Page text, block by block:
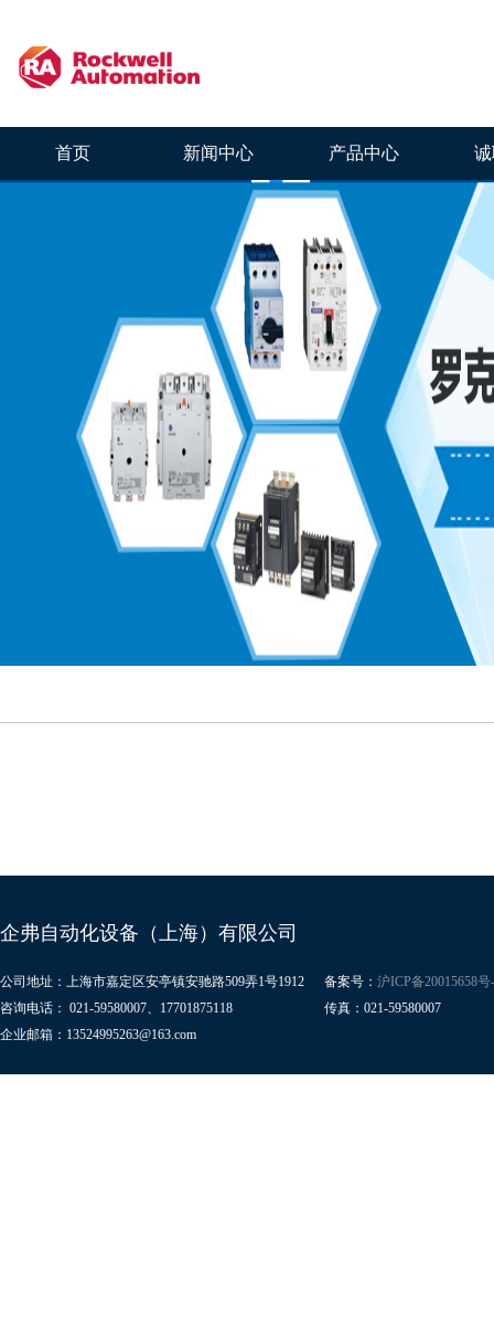
首页 新闻中心 产品中心
企弗自动化设备（上海）有限公司
公司地址：上海市嘉定区安亭镇安驰路509弄1号1912 备案号： 沪ICP备20015658号
咨询电话： 021-59580007、17701875118
传真：021-59580007
企业邮箱：13524995263@163.com